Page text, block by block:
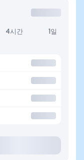
4시간 1일